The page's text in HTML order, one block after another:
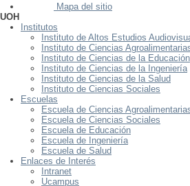
Mapa del sitio
UOH
Institutos
Instituto de Altos Estudios
Instituto de Ciencias
Instituto de Ciencias de la Educación
Instituto de Ciencias de la Ingeniería
Instituto de Ciencias de la Salud
Instituto de Ciencias Sociales
Escuelas
Escuela de Ciencias
Escuela de Ciencias Sociales
Escuela de Educación
Escuela de Ingeniería
Escuela de Salud
Enlaces de Interés
Intranet
Ucampus